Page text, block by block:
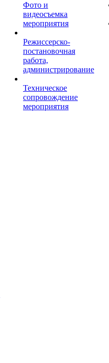
Фото и
видеосъемка
мероприятия
Режиссерско-
постановочная
работа,
администрирование
Техническое
сопровождение
мероприятия